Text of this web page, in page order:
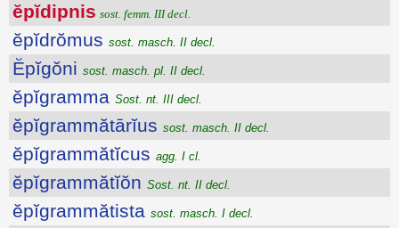
ĕpĭdipnis sost. femm. III decl.
ĕpĭdrŏmus sost. masch. II decl.
Ĕpĭgŏni sost. masch. pl. II decl.
ĕpĭgramma Sost. nt. III decl.
ĕpĭgrammătārĭus sost. masch. II decl.
ĕpĭgrammătĭcus agg. I cl.
ĕpĭgrammătĭŏn Sost. nt. II decl.
ĕpĭgrammătista sost. masch. I decl.